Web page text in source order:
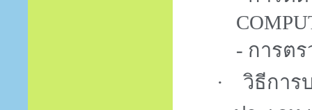
- การต
·
วิธีการ